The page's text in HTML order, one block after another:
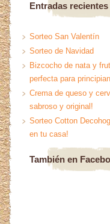
Entradas recientes
Sorteo San Valentín
Sorteo de Navidad
Bizcocho de nata y
perfecta para
Crema de queso y
sabroso y original!
Sorteo Cotton
en tu casa!
También en